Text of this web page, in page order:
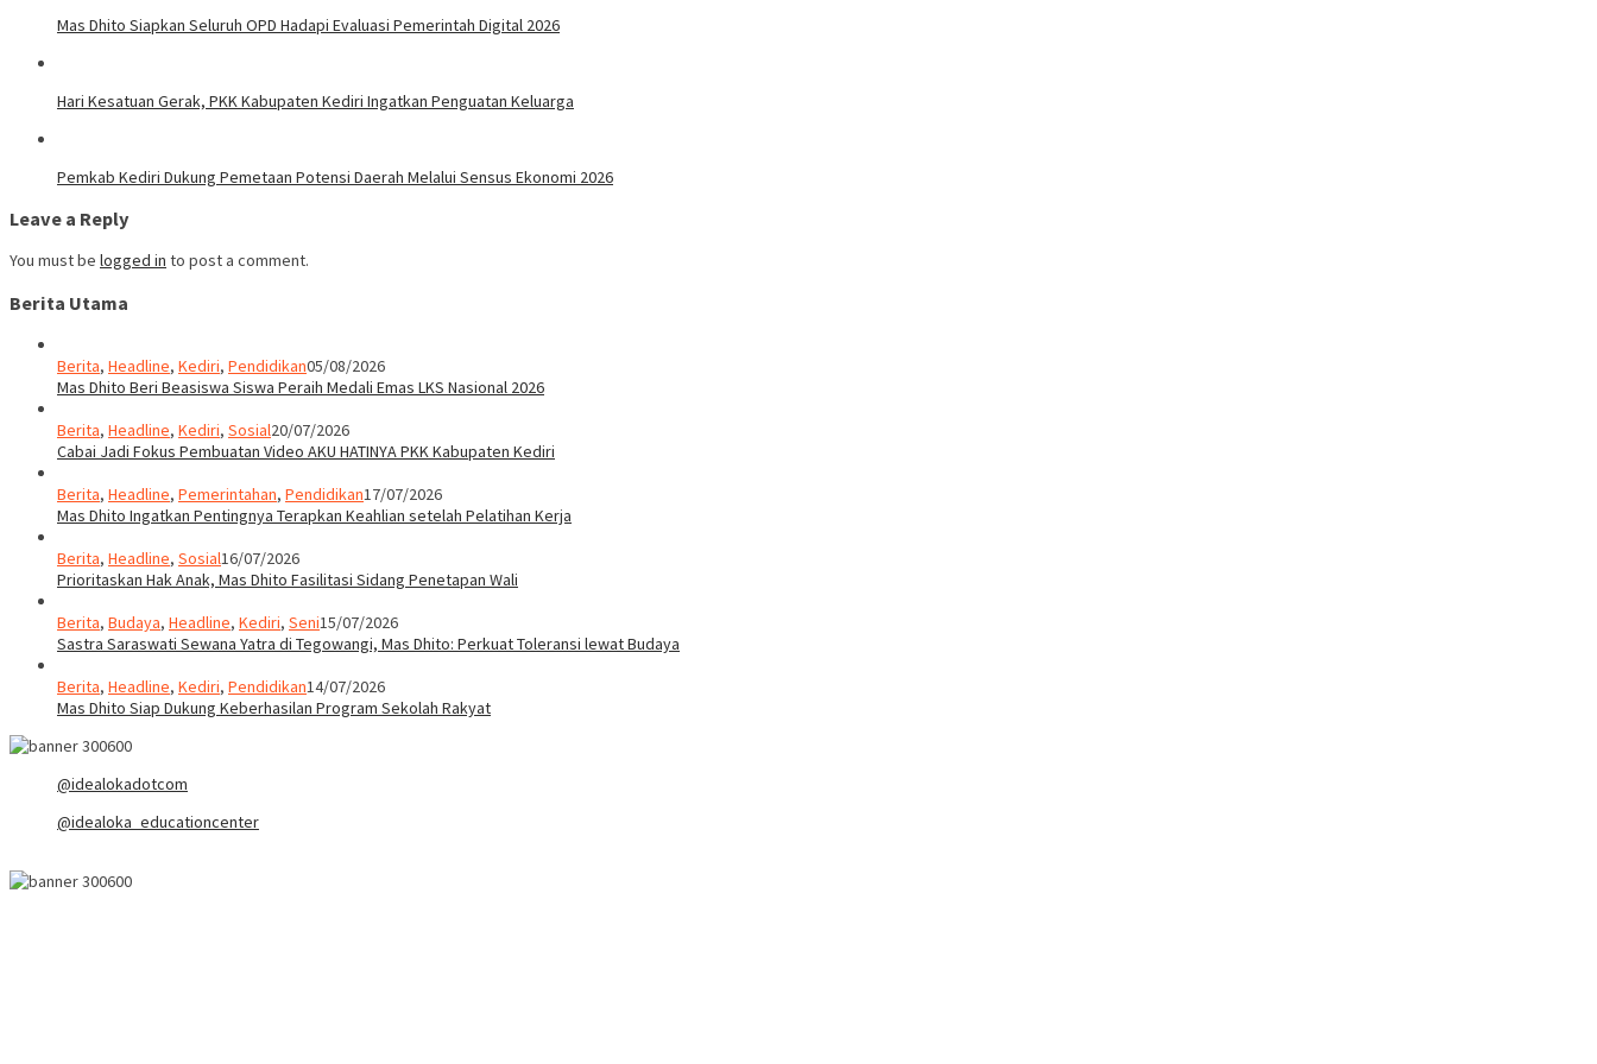
Mas Dhito Siapkan Seluruh OPD Hadapi Evaluasi Pemerintah Digital 2026
Hari Kesatuan Gerak, PKK Kabupaten Kediri Ingatkan Penguatan Keluarga
Pemkab Kediri Dukung Pemetaan Potensi Daerah Melalui Sensus Ekonomi 2026
Leave a Reply
You must be logged in to post a comment.
Berita Utama
Berita, Headline, Kediri, Pendidikan05/08/2026
Mas Dhito Beri Beasiswa Siswa Peraih Medali Emas LKS Nasional 2026
Berita, Headline, Kediri, Sosial20/07/2026
Cabai Jadi Fokus Pembuatan Video AKU HATINYA PKK Kabupaten Kediri
Berita, Headline, Pemerintahan, Pendidikan17/07/2026
Mas Dhito Ingatkan Pentingnya Terapkan Keahlian setelah Pelatihan Kerja
Berita, Headline, Sosial16/07/2026
Prioritaskan Hak Anak, Mas Dhito Fasilitasi Sidang Penetapan Wali
Berita, Budaya, Headline, Kediri, Seni15/07/2026
Sastra Saraswati Sewana Yatra di Tegowangi, Mas Dhito: Perkuat Toleransi lewat Budaya
Berita, Headline, Kediri, Pendidikan14/07/2026
Mas Dhito Siap Dukung Keberhasilan Program Sekolah Rakyat
@idealokadotcom
@idealoka_educationcenter